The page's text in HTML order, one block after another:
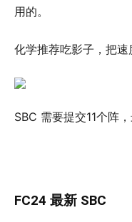
用的。
化学推荐吃影子，把速
SBC 需要提交11个阵
FC24 最新 SBC